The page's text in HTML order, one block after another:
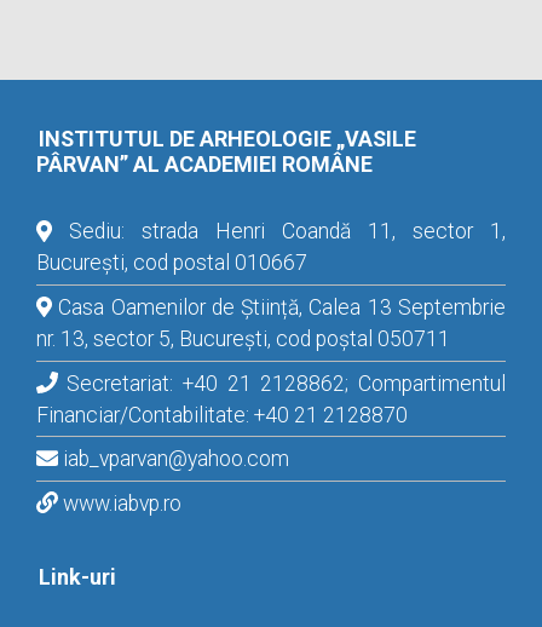
INSTITUTUL DE ARHEOLOGIE „VASILE
PÂRVAN” AL ACADEMIEI ROMÂNE
Sediu: strada Henri Coandă 11, sector 1,
București, cod postal 010667
Casa Oamenilor de Știință, Calea 13 Septembrie
nr. 13, sector 5, București, cod poștal 050711
Secretariat: +40 21 2128862; Compartimentul
Financiar/Contabilitate: +40 21 2128870
iab_vparvan@yahoo.com
www.iabvp.ro
Link-uri